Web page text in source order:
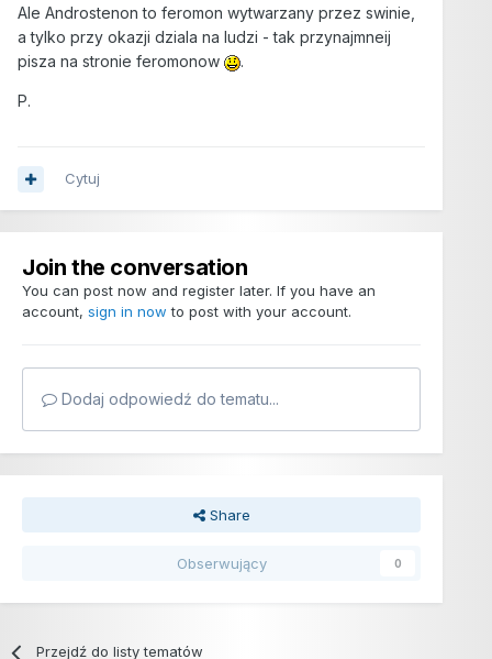
Ale Androstenon to feromon wytwarzany przez swinie,
a tylko przy okazji dziala na ludzi - tak przynajmneij
pisza na stronie feromonow
.
P.
Cytuj
Join the conversation
You can post now and register later. If you have an
account, sign in now to post with your account.
Dodaj odpowiedź do tematu...
Share
Obserwujący 0
Przejdź do listy tematów